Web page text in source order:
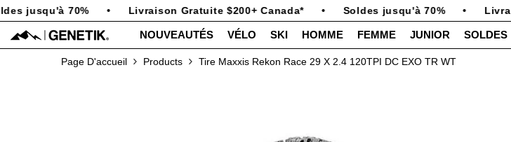
PASSER AU CONTENU
jusqu'à 70% Livraison Gratuite $200+ Canada* Soldes jusqu'à 70%
NOUVEAUTÉS VÉLO SKI HOMME FEMME JUNIOR SOLDES
Page D'accueil Products Tire Maxxis Rekon Race 29 X 2.4 120TPI DC EXO TR WT